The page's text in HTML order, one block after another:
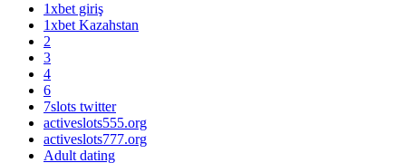
1xbet giriş
1xbet Kazahstan
2
3
4
6
7slots twitter
activeslots555.org
activeslots777.org
Adult dating